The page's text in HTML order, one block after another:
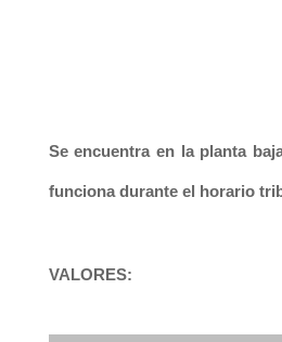
Se encuentra en la planta
funciona durante el horario
VALORES: